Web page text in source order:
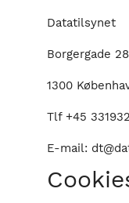
Datatilsynet
Borgergade
1300
Tlf +45
E-mail: